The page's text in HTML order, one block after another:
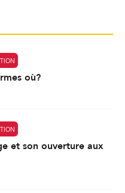
où?
et son ouverture aux